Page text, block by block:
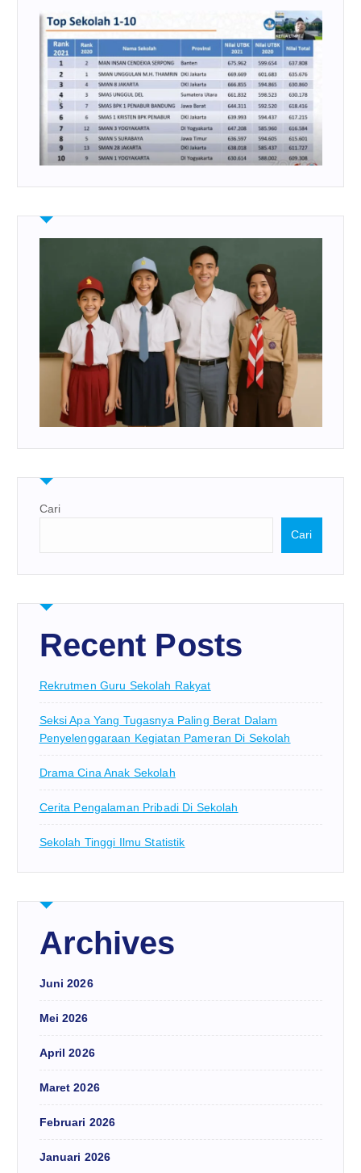
Cari
Cari
Recent Posts
Rekrutmen Guru Sekolah Rakyat
Seksi Apa Yang Tugasnya Paling Berat Dalam
Penyelenggaraan Kegiatan Pameran Di Sekolah
Drama Cina Anak Sekolah
Cerita Pengalaman Pribadi Di Sekolah
Sekolah Tinggi Ilmu Statistik
Archives
Juni 2026
Mei 2026
April 2026
Maret 2026
Februari 2026
Januari 2026